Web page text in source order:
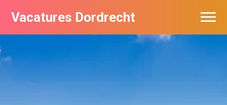
Vacatures Dordrecht
Vacatures per bedrijf